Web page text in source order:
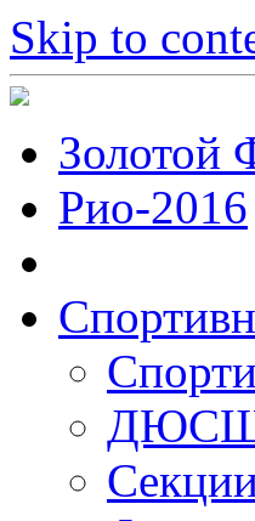
Skip to
Золотой
Рио-2016